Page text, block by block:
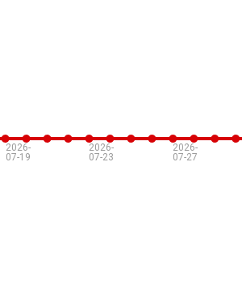
2026-
07-19
2026-
07-23
2026-
07-27